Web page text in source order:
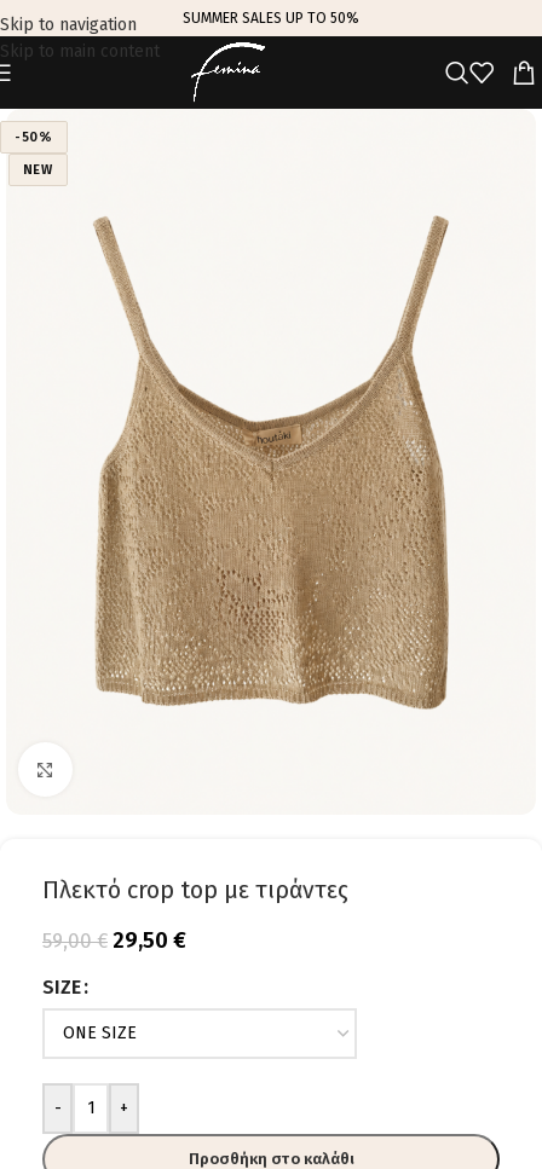
Skip to navigation
Skip to main content
SUMMER SALES UP TO 50%
-50%
NEW
Πλεκτό crop top με τιράντες
59,00€ 29,50 €
SIZE
- +
Προσθήκη στο καλάθι